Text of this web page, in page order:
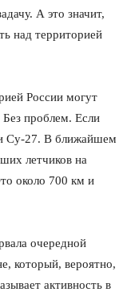
А это значит,
над территорией
России могут
Без проблем. Если
Су-27. В ближайшем
летчиков на
около 700 км и
очередной
который, вероятно,
активность в